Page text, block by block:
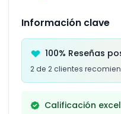
Información clave
100% Reseñas
2 de 2 clientes
Calificación